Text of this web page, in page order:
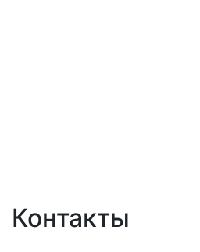
Контакты